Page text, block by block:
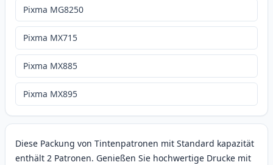
Diese Packung von Tintenpatronen mit Standard kapazität
enthält 2 Patronen. Genießen Sie hochwertige Drucke mit
Pixma MG8250
Pixma MX715
Pixma MX885
Pixma MX895